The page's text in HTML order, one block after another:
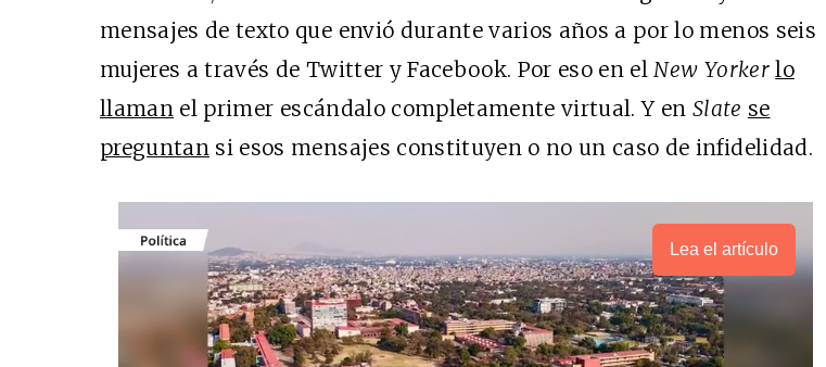
mensajes de texto que envió durante varios años a por lo menos seis
mujeres a través de Twitter y Facebook. Por eso en el New Yorker lo
llaman el primer escándalo completamente virtual. Y en Slate se
preguntan si esos mensajes constituyen o no un caso de infidelidad.
Lea el artículo